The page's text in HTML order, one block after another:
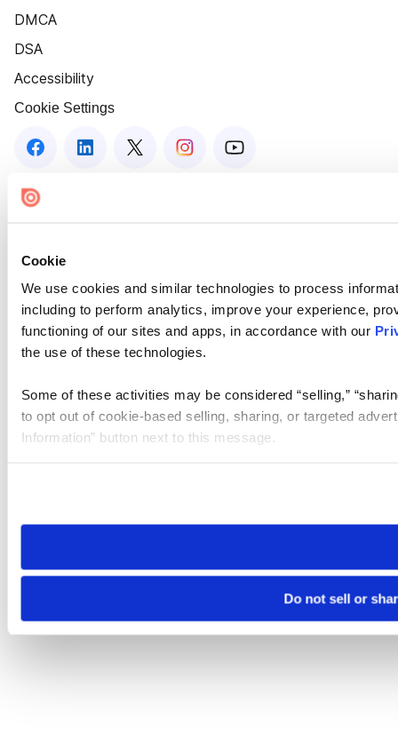
Cookie
We use cookies and similar technologies to process
including to perform analytics, improve your experience,
functioning of our sites and apps, in accordance with our
the use of these technologies.
Some of these activities may be considered “selling,”
to opt out of cookie-based selling, sharing, or targeted
Information” button next to this message.
need to be set again.
Do not sell or
DMCA
DSA
Accessibility
Cookie Settings